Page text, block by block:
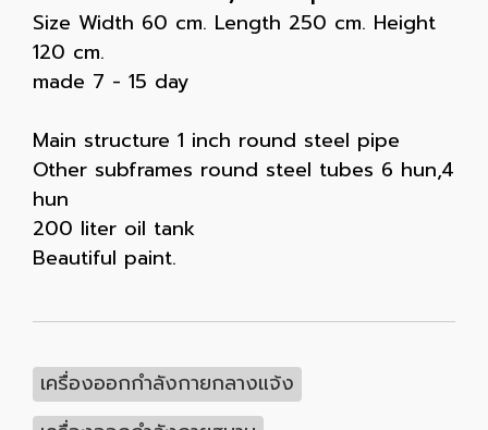
Size Width 60 cm. Length 250 cm. Height
120 cm.
made 7 - 15 day
Main structure 1 inch round steel pipe
Other subframes round steel tubes 6 hun,4
hun
200 liter oil tank
Beautiful paint.
เครื่องออกกำลังกายกลางแจ้ง